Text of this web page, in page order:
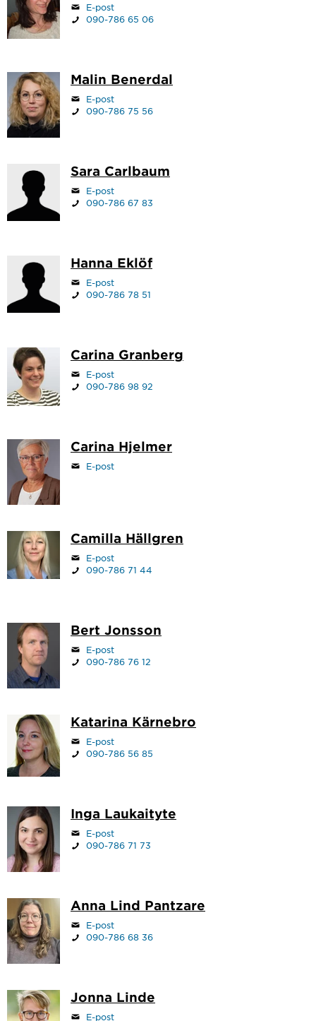
E-post
090-786 65 06
Malin Benerdal
E-post
090-786 75 56
Sara Carlbaum
E-post
090-786 67 83
Hanna Eklöf
E-post
090-786 78 51
Carina Granberg
E-post
090-786 98 92
Carina Hjelmer
E-post
Camilla Hällgren
E-post
090-786 71 44
Bert Jonsson
E-post
090-786 76 12
Katarina Kärnebro
E-post
090-786 56 85
Inga Laukaityte
E-post
090-786 71 73
Anna Lind Pantzare
E-post
090-786 68 36
Jonna Linde
E-post